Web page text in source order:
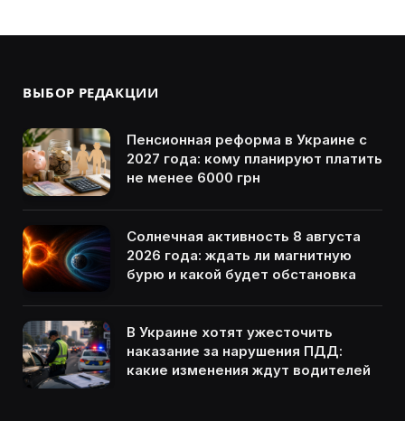
ВЫБОР РЕДАКЦИИ
Пенсионная реформа в Украине с
2027 года: кому планируют платить
не менее 6000 грн
Солнечная активность 8 августа
2026 года: ждать ли магнитную
бурю и какой будет обстановка
В Украине хотят ужесточить
наказание за нарушения ПДД:
какие изменения ждут водителей